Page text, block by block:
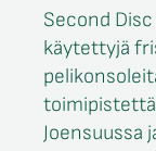
Second
käytettyjä
Joensuussa